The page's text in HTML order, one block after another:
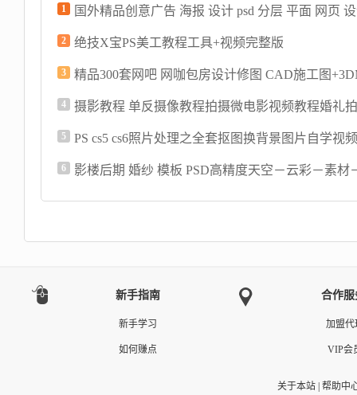
1
2 绝技X宝PS美工教程工具+视频完整版
3
4
5
6
新手指南
新手学习
如何赚点
合作服
加盟代
VIP会
关于本站| 帮助中